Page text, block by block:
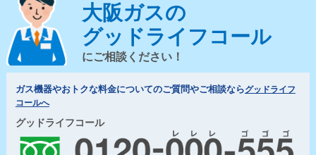
大阪ガスの
グッドライフコール
にご相談ください！
ガス機器やおトクな料金についてのご質問やご相談ならグッドライフ
コールへ
グッドライフコール